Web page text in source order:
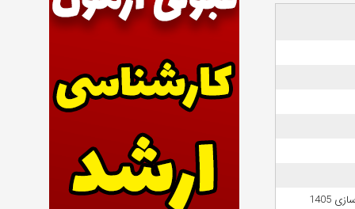
1405